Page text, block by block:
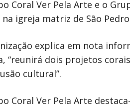
Coral Ver Pela Arte e o
na igreja matriz de São
explica em nota
“reunirá dois projetos
cultural”.
Coral Ver Pela Arte